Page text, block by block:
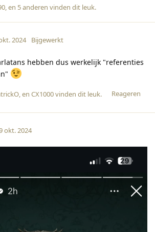
, en 5anderen vinden dit leuk.
2024 Bijgewerkt
hebben dus werkelijk "referenties
Reageren
, en CX1000vinden dit leuk.
okt. 2024